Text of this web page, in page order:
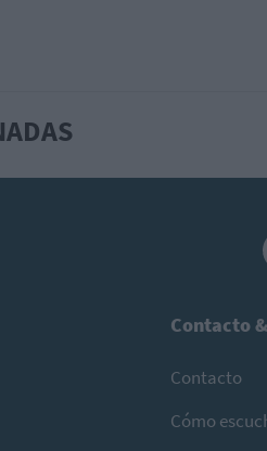
Contacto
Contacto
Cómo